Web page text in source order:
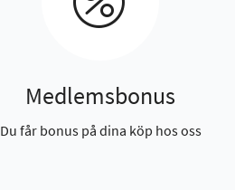
Medlemsbonus
Du får bonus på dina köp hos oss